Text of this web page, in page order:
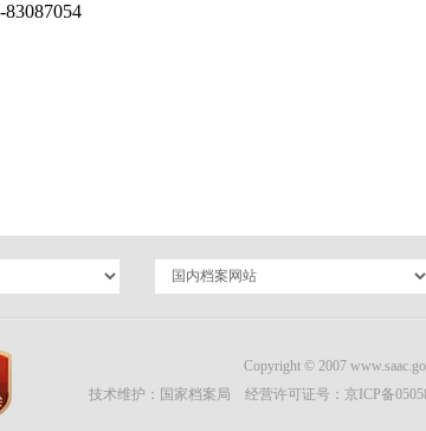
83087054
国家档
Copyright © 2007
技术维护：国家档案局 经营许可证号： 京ICP备